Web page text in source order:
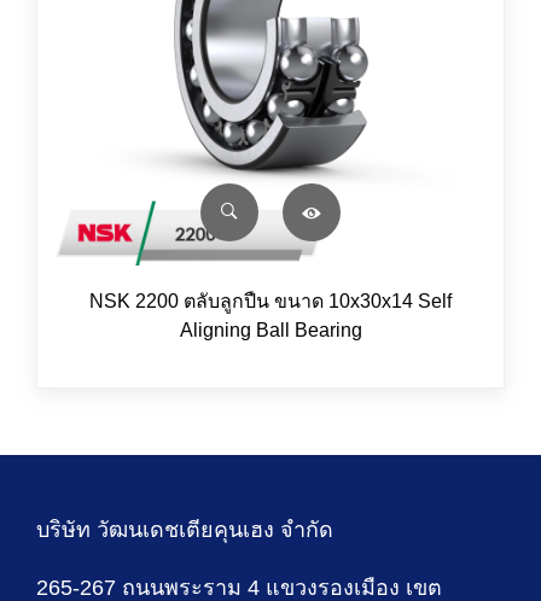
NSK 2200 ตลับลูกปืน ขนาด 10x30x14 Self
Aligning Ball Bearing
บริษัท วัฒนเดชเตียคุนเฮง จำกัด
265-267 ถนนพระราม 4 แขวงรองเมือง เขต